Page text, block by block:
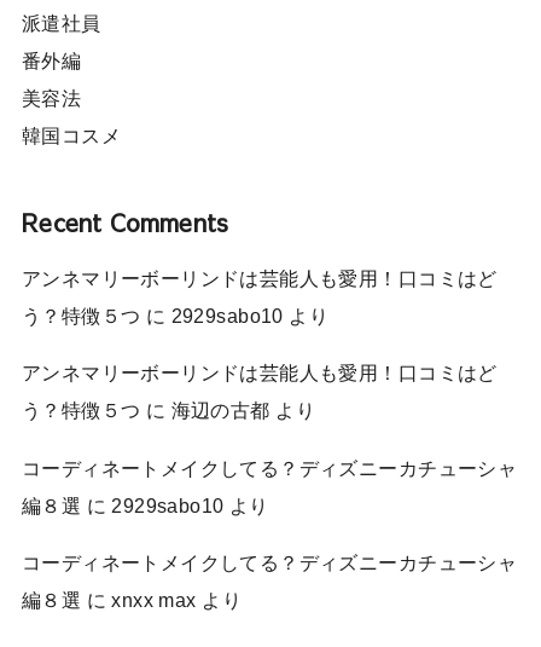
派遣社員
番外編
美容法
韓国コスメ
Recent Comments
アンネマリーボーリンドは芸能人も愛用！口コミはど
う？特徴５つ に 2929sabo10 より
アンネマリーボーリンドは芸能人も愛用！口コミはど
う？特徴５つ に 海辺の古都 より
コーディネートメイクしてる？ディズニーカチューシャ
編８選 に 2929sabo10 より
コーディネートメイクしてる？ディズニーカチューシャ
編８選 にxnxx max より